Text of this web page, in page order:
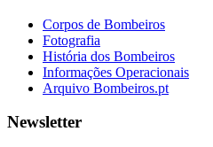
Corpos de Bombeiros
Fotografia
História dos Bombeiros
Informações Operacionais
Arquivo Bombeiros.pt
Newsletter